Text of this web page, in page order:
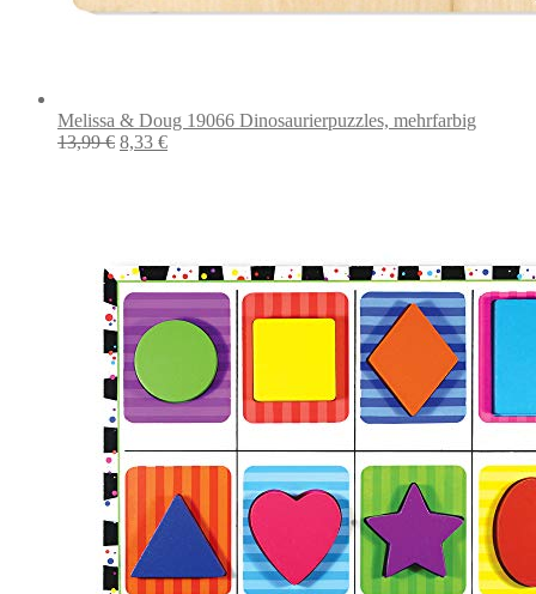
Melissa & Doug 19066 Dinosaurierpuzzles, mehrfarbig
13,99€ Ursprünglicher
8,33 €Aktueller